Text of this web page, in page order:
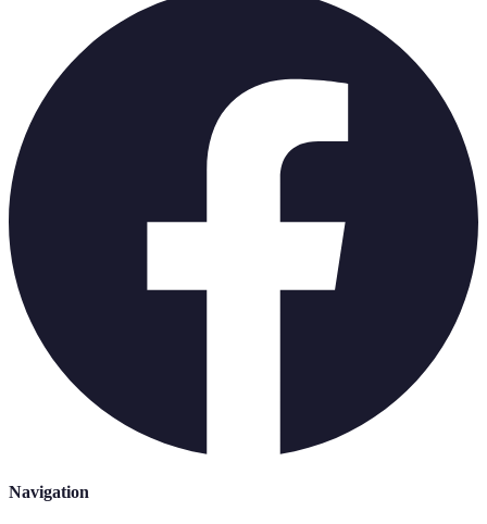
Navigation